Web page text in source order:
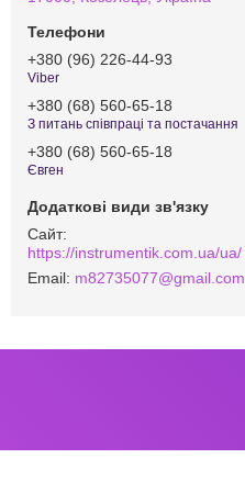
+380 (96) 226-44-93
Viber
+380 (68) 560-65-18
З питань співпраці та постачання
+380 (68) 560-65-18
Євген
https://instrumentik.com.ua/ua/
m82735077@gmail.com